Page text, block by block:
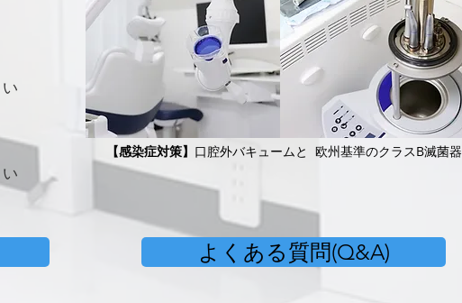
訪問歯科 の方は こちら
【感染症対策】 口腔外バキュームと 欧州基準のクラスB滅菌器
よくある質問(Q&A)